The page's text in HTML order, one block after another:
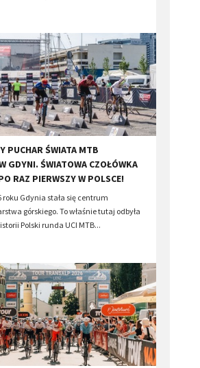
PUCHAR ŚWIATA MTB
GDYNI. ŚWIATOWA CZOŁÓWKA
RAZ PIERWSZY W POLSCE!
roku Gdynia stała się centrum
górskiego. To właśnie tutaj odbyła
Polski runda UCI MTB...